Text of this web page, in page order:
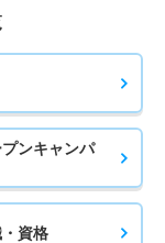
ンキャンパ
資格